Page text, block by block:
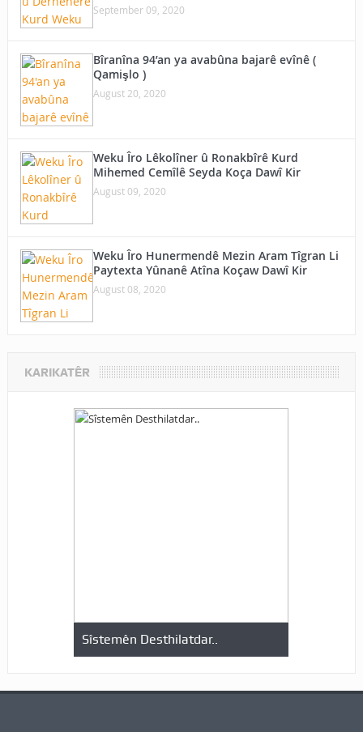
September 09, 2020
Bîranîna 94’an ya avabûna bajarê evînê (
Qamişlo )
August 20, 2020
Weku Îro Lêkolîner û Ronakbîrê Kurd
Mihemed Cemîlê Seyda Koça Dawî Kir
August 09, 2020
Weku Îro Hunermendê Mezin Aram Tîgran Li
Paytexta Yûnanê Atîna Koçaw Dawî Kir
August 08, 2020
KARIKATÊR
Sîstemên Desthilatdar..